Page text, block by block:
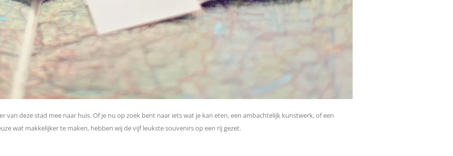
van deze stad mee naar huis. Of je nu op zoek bent naar iets wat je kan eten, een ambachtelijk kunstwerk, of een
wat makkelijker te maken, hebben wij de vijf leukste souvenirs op een rij gezet.